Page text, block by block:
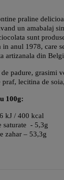
praline
un amabalaj
sunt
in anul 1978, care
artizanala din
padure, grasimi
praf, lecitina de
100g:
kJ / 400 kcal
saturate - 5,3g
zahar – 53,3g